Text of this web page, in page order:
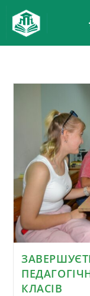
КЛАСІВ